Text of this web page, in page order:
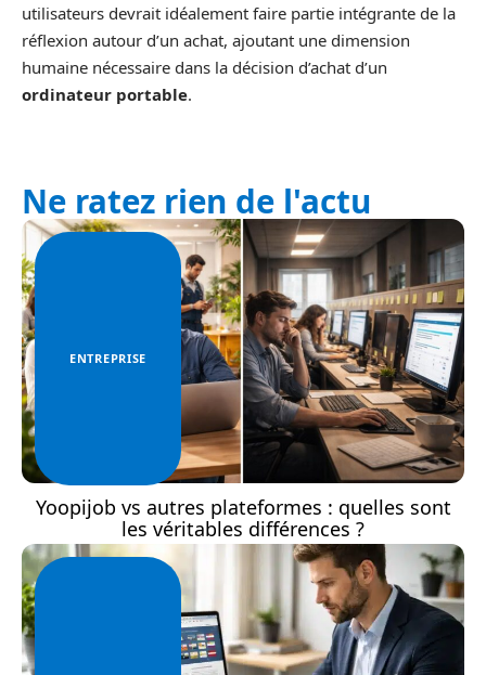
utilisateurs devrait idéalement faire partie intégrante de la
réflexion autour d’un achat, ajoutant une dimension
humaine nécessaire dans la décision d’achat d’un
ordinateur portable.
Ne ratez rien de l'actu
ENTREPRISE
Yoopijob vs autres plateformes : quelles sont
les véritables différences ?